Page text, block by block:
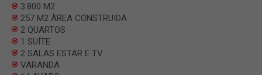
3.800 M2
257 M2 ÀREA CONSTRUIDA
2 QUARTOS
1 SUÍTE
2 SALAS ESTAR E TV
VARANDA